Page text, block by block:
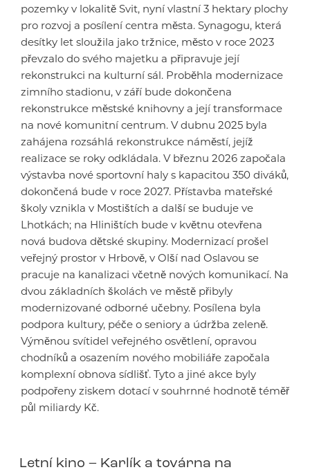
pozemky v lokalitě Svit, nyní vlastní 3 hektary plochy
pro rozvoj a posílení centra města. Synagogu, která
desítky let sloužila jako tržnice, město v roce 2023
převzalo do svého majetku a připravuje její
rekonstrukci na kulturní sál. Proběhla modernizace
zimního stadionu, v září bude dokončena
rekonstrukce městské knihovny a její transformace
na nové komunitní centrum. V dubnu 2025 byla
zahájena rozsáhlá rekonstrukce náměstí, jejíž
realizace se roky odkládala. V březnu 2026 započala
výstavba nové sportovní haly s kapacitou 350 diváků,
dokončená bude v roce 2027. Přístavba mateřské
školy vznikla v Mostištích a další se buduje ve
Lhotkách; na Hliništích bude v květnu otevřena
nová budova dětské skupiny. Modernizací prošel
veřejný prostor v Hrbově, v Olší nad Oslavou se
pracuje na kanalizaci včetně nových komunikací. Na
dvou základních školách ve městě přibyly
modernizované odborné učebny. Posílena byla
podpora kultury, péče o seniory a údržba zeleně.
Výměnou svítidel veřejného osvětlení, opravou
chodníků a osazením nového mobiliáře započala
komplexní obnova sídlišť. Tyto a jiné akce byly
podpořeny ziskem dotací v souhrnné hodnotě téměř
půl miliardy Kč.
Letní kino – Karlík a továrna na